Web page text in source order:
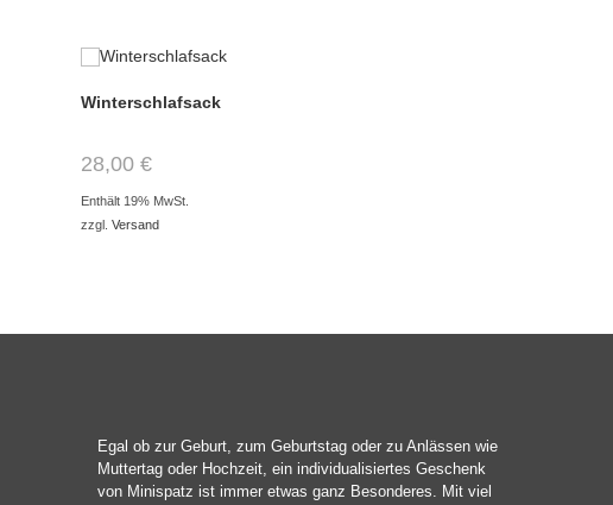
Winterschlafsack
28,00€
Enthält 19% MwSt.
zzgl.Versand
Egal ob zur Geburt, zum Geburtstag oder zu Anlässen wie
Muttertag oder Hochzeit, ein individualisiertes Geschenk
von Minispatz ist immer etwas ganz Besonderes. Mit viel